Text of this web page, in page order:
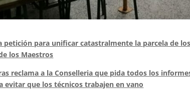
para unificar catastralmente la parcela de
los Maestros
reclama a la Conselleria que pida todos los
evitar que los técnicos trabajen en vano